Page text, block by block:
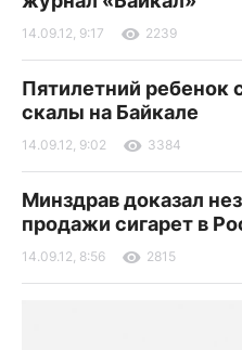
14.09.12, 9:17 2239
Пятилетний ребенок
скалы на Байкале
14.09.12, 9:02 3384
Минздрав доказал
продажи сигарет в
14.09.12, 8:56 2815